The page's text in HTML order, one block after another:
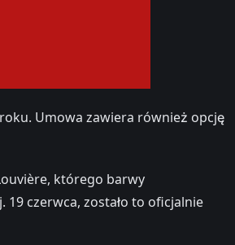
Umowa zawiera również opcję
którego barwy
19 czerwca, zostało to oficjalnie